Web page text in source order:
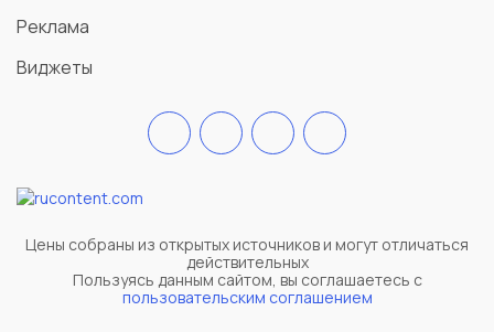
Реклама
Виджеты
Цены собраны из открытых источников и могут отличаться
действительных
Пользуясь данным сайтом, вы соглашаетесь c
пользовательским соглашением